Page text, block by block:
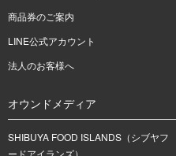
商品券のご案内
LINE公式アカウント
法人のお客様へ
オウンドメディア
SHIBUYA FOOD ISLANDS（シブヤフ